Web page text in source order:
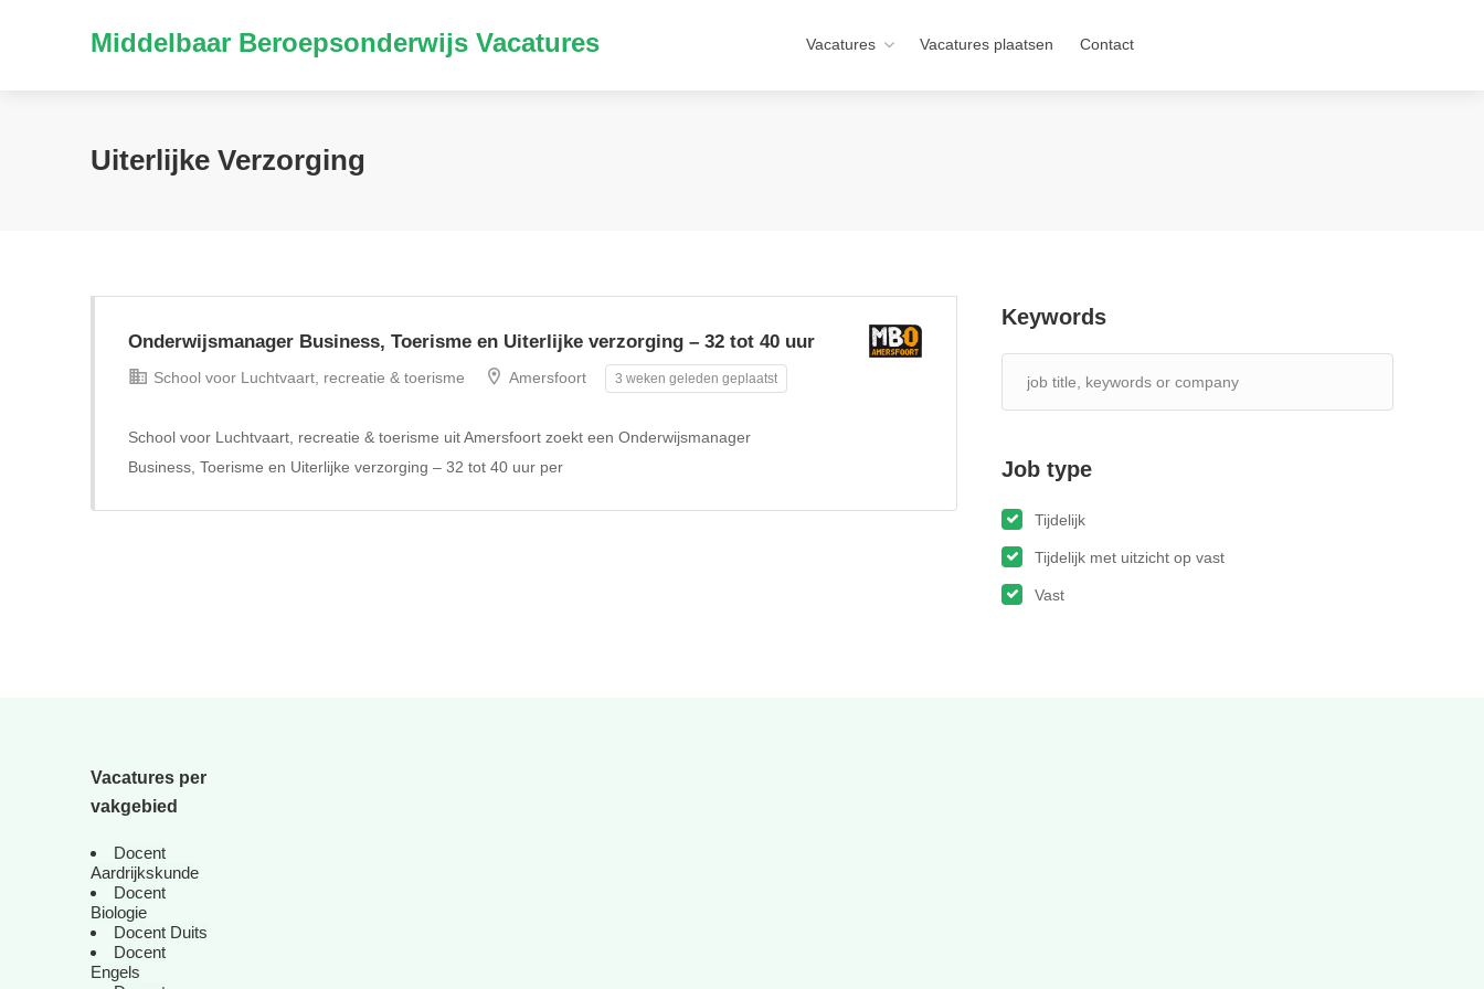
Middelbaar Beroepsonderwijs Vacatures Vacatures Vacatures plaatsen Contact
Uiterlijke Verzorging
Keywords
Job type
Tijdelijk
Tijdelijk met uitzicht op vast
Vast
Onderwijsmanager Business, Toerisme en Uiterlijke verzorging – 32 tot 40 uur
School voor Luchtvaart, recreatie & toerisme Amersfoort 3 weken geleden geplaatst
School voor Luchtvaart, recreatie & toerisme uit Amersfoort zoekt een Onderwijsmanager
Business, Toerisme en Uiterlijke verzorging – 32 tot 40 uur per
Vacatures per
vakgebied
Docent
Aardrijkskunde
Docent
Biologie
Docent Duits
Docent
Engels